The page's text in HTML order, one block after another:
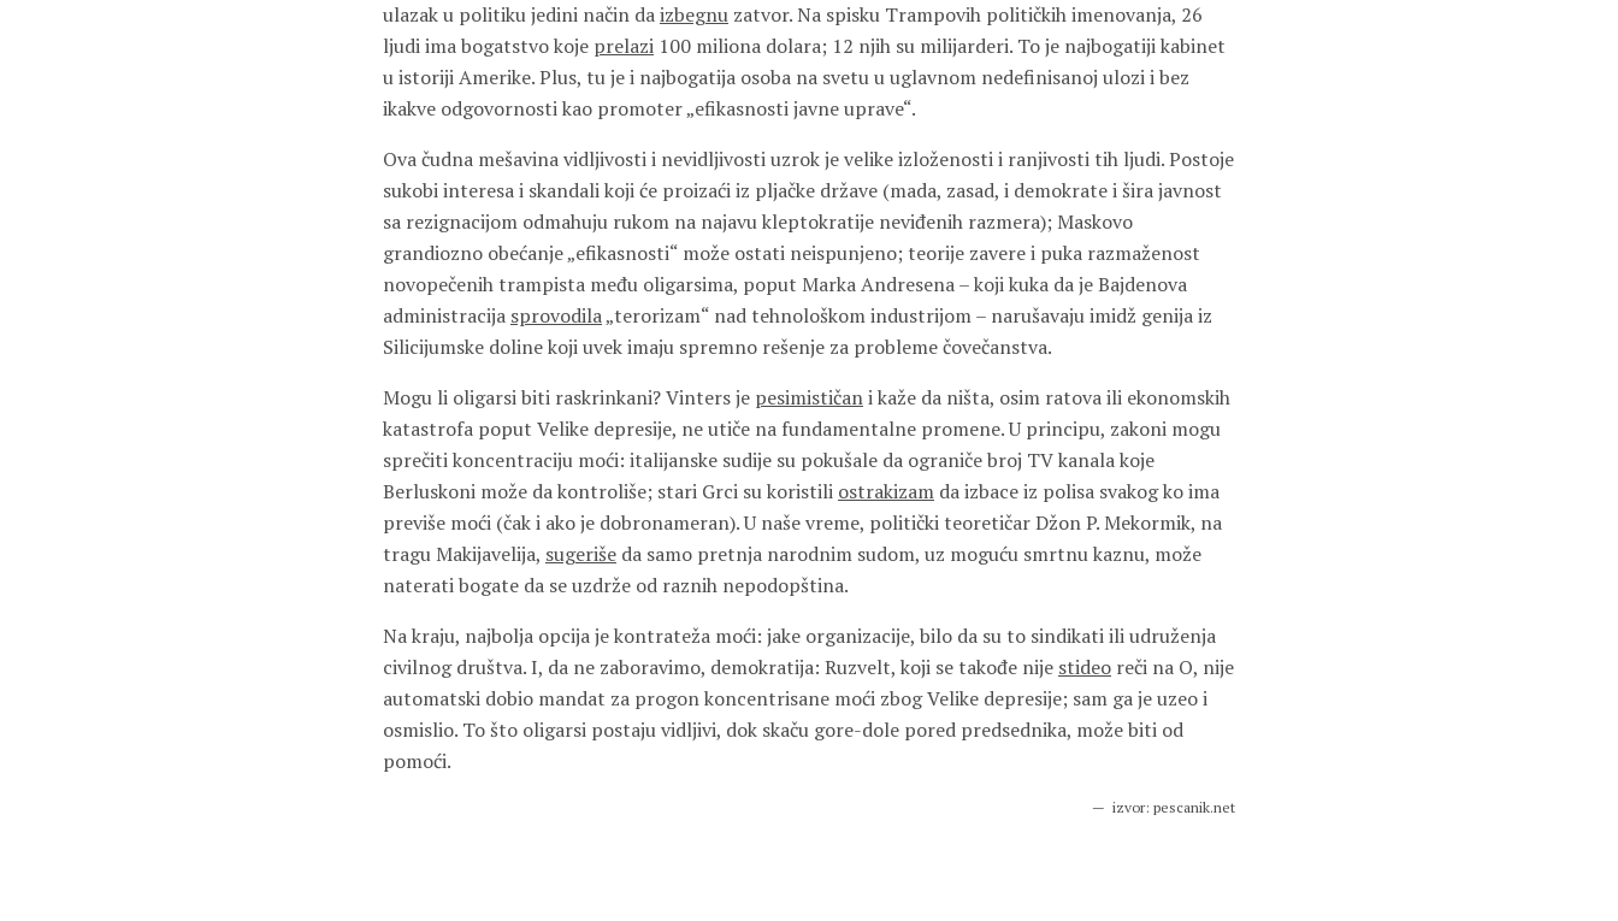
ulazak u politiku jedini način daizbegnu zatvor. Na spisku Trampovih političkih imenovanja, 26
ljudi ima bogatstvo koje prelazi 100 miliona dolara; 12 njih su milijarderi. To je najbogatiji kabinet
u istoriji Amerike. Plus, tu je i najbogatija osoba na svetu u uglavnom nedefinisanoj ulozi i bez
ikakve odgovornosti kao promoter „efikasnosti javne uprave“.
Ova čudna mešavina vidljivosti i nevidljivosti uzrok je velike izloženosti i ranjivosti tih ljudi. Postoje
sukobi interesa i skandali koji će proizaći iz pljačke države (mada, zasad, i demokrate i šira javnost
sa rezignacijom odmahuju rukom na najavu kleptokratije neviđenih razmera); Maskovo
grandiozno obećanje „efikasnosti“ može ostati neispunjeno; teorije zavere i puka razmaženost
novopečenih trampista među oligarsima, poput Marka Andresena – koji kuka da je Bajdenova
administracija sprovodila„terorizam“ nad tehnološkom industrijom – narušavaju imidž genija iz
Silicijumske doline koji uvek imaju spremno rešenje za probleme čovečanstva.
Mogu li oligarsi biti raskrinkani? Vinters je pesimističani kaže da ništa, osim ratova ili ekonomskih
katastrofa poput Velike depresije, ne utiče na fundamentalne promene. U principu, zakoni mogu
sprečiti koncentraciju moći: italijanske sudije su pokušale da ograniče broj TV kanala koje
Berluskoni može da kontroliše; stari Grci su koristili ostrakizam da izbace iz polisa svakog ko ima
previše moći (čak i ako je dobronameran). U naše vreme, politički teoretičar Džon P. Mekormik, na
tragu Makijavelija, sugeriše da samo pretnja narodnim sudom, uz moguću smrtnu kaznu, može
naterati bogate da se uzdrže od raznih nepodopština.
Na kraju, najbolja opcija je kontrateža moći: jake organizacije, bilo da su to sindikati ili udruženja
civilnog društva. I, da ne zaboravimo, demokratija: Ruzvelt, koji se takođe nije stideo reči na O, nije
automatski dobio mandat za progon koncentrisane moći zbog Velike depresije; sam ga je uzeo i
osmislio. To što oligarsi postaju vidljivi, dok skaču gore-dole pored predsednika, može biti od
pomoći.
izvor: pescanik.net